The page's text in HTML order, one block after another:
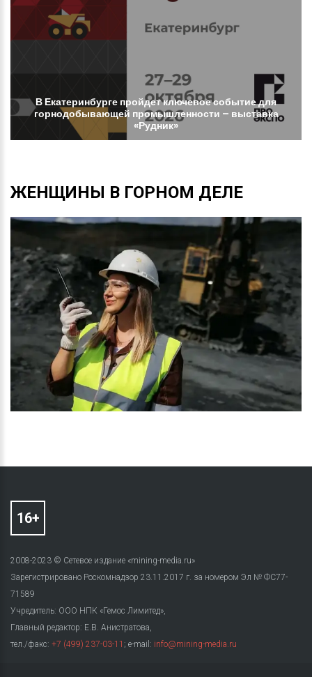
В Екатеринбурге пройдетключевоесобытиедля
горнодобывающей промышленности – выставка
«Рудник»
ЖЕНЩИНЫ В ГОРНОМ ДЕЛЕ
2008-2023 © Сетевое издание «mining-media.ru»
Зарегистрировано Роскомнадзор 23.11.2017 г. за номером Эл № ФС77-
71589
Учредитель: ООО НПК «Гемос Лимитед»,
Главный редактор: Е.В. Анистратова,
тел./факс: +7 (499) 237-03-11 ; e-mail: info@mining-media.ru